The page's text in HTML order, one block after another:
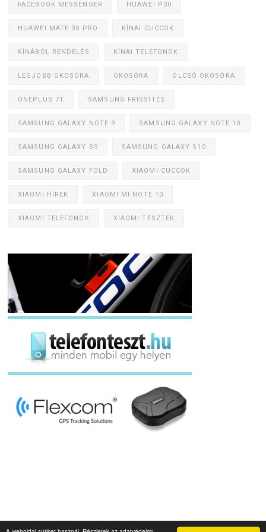
FACEBOOK MESSENGER HUAWEI P30
HUAWEI MATE 30 PRO KÍNAI CUCCOK
KÍNÁBÓL RENDELÉS KÍNAI TELEFONOK
LEGJOBB OKOSÓRA OKOSÓRA OLCSÓ OKOSÓRA
ONEPLUS 7T SAMSUNG FRISSÍTÉS
SAMSUNG GALAXY NOTE 9 SAMSUNG GALAXY NOTE 10
SAMSUNG GALAXY S9 SAMSUNG GALAXY S10
SAMSUNG GALAXY FOLD XIAOMI CUCCOK
XIAOMI HÍREK XIAOMI MI NOTE 10
XIAOMI TELEFONOK XIAOMI TESZTEK